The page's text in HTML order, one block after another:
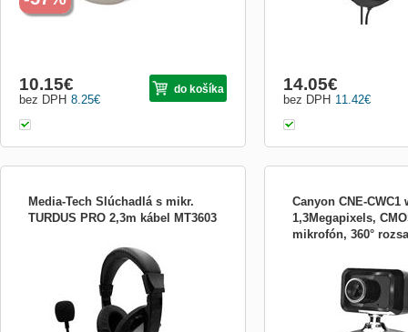
8.25€
bez DPH
10.15€ do košíka
11.42€
bez DPH
14.05€
Media-Tech Slúchadlá s mikr.
TURDUS PRO 2,3m kábel MT3603
TURDUS PRO&amp;nbsp; sú ideálne na
počúvanie hudby, chatovanie a počítačové
Canyon CNE-CWC1
1,3Megapixels,
mikrofón, 360°
snímača1.3 Mpx
snímačaCMOS
videa1600x1200
snímania30 záberov za
RozhranieUSB 2.0
kameryOtočná o 360